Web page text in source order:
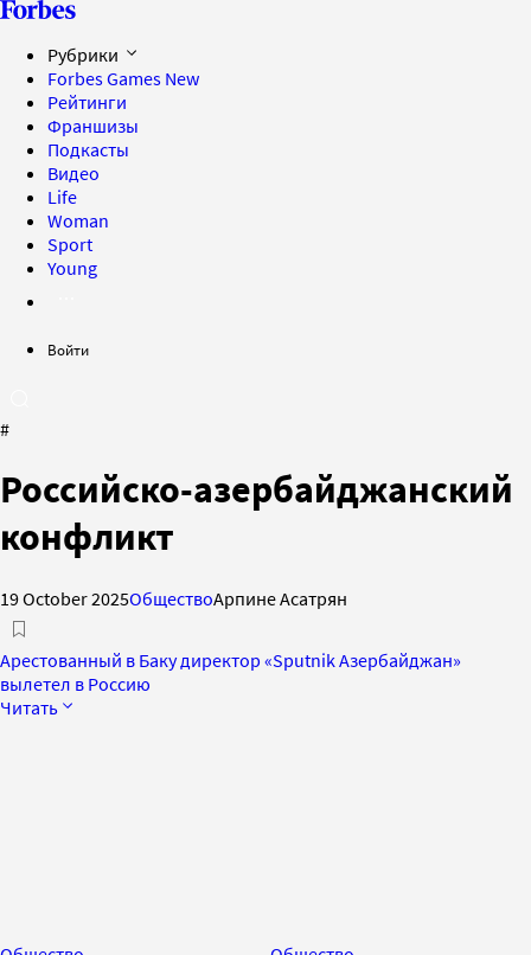
Рубрики
Forbes Games New
Рейтинги
Франшизы
Подкасты
Видео
Life
Woman
Sport
Young
Войти
#
Российско-азербайджанский
конфликт
19 October 2025ОбществоАрпине Асатрян
Арестованный в Баку директор «Sputnik Азербайджан»
вылетел в Россию
Читать